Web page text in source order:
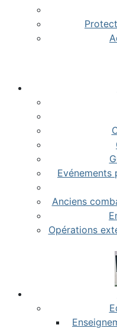
Evénements
Anciens
Opérations